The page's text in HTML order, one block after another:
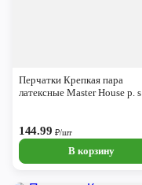
Перчатки Крепкая пара
латексные Master House р. s
144.99 ₽/шт
В корзину